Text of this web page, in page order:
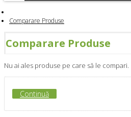
Comparare Produse
Comparare Produse
Nu ai ales produse pe care să le compari.
Continuă